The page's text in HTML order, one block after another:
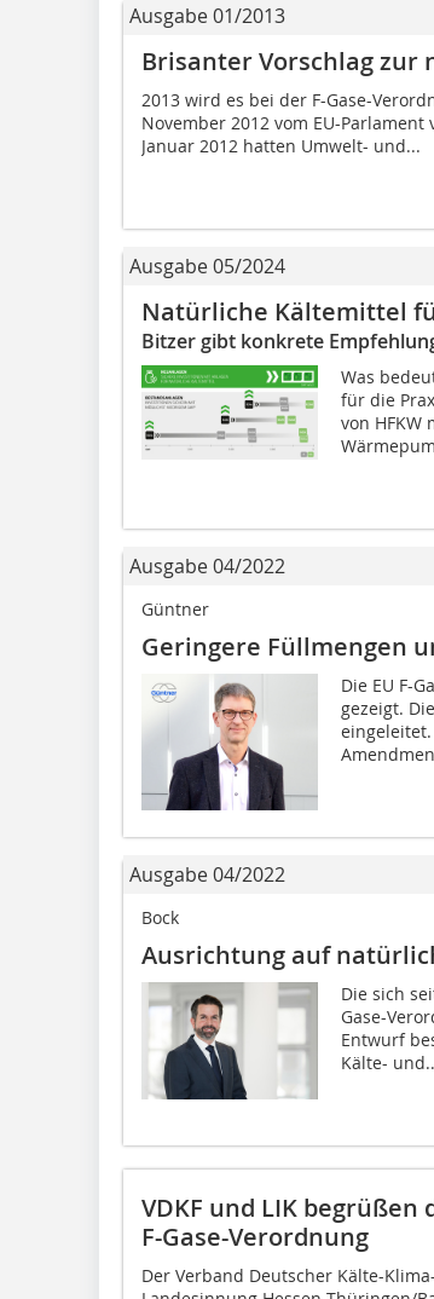
Ausgabe 01/2013
Brisanter Vorschlag zur
2013 wird es bei der F-Gase-
November 2012 vom EU-
Januar 2012 hatten Umwelt- und...
Ausgabe 05/2024
Natürliche Kältemittel
Bitzer gibt konkrete
Was
für die
von HFKW
Ausgabe 04/2022
Güntner
Geringere Füllmengen
Die EU F-
gezeigt.
Ausgabe 04/2022
Bock
Ausrichtung auf
Die sich
Gase-
Entwurf
Kälte-
VDKF und LIK begrüßen
F-Gase-Verordnung
Der Verband Deutscher Kälte-